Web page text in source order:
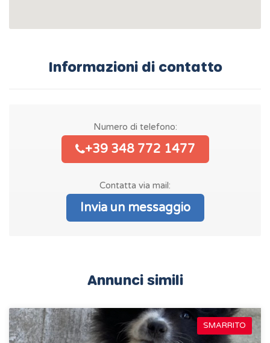
Informazioni di contatto
Numero di telefono:
+39 348 772 1477
Contatta via mail:
Invia un messaggio
Annunci simili
SMARRITO